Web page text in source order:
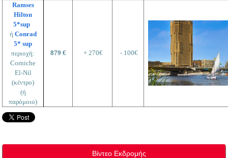
Ramses
Hilton
5*sup
ή Conrad
5* sup
περιοχή:
Corniche
El-Nil
(κέντρο)
(ή
παρόμοιο)
879 € + 270€ - 100€
Βίντεο Εκδρομής